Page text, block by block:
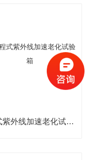
控程式紫外线加速老化试验箱